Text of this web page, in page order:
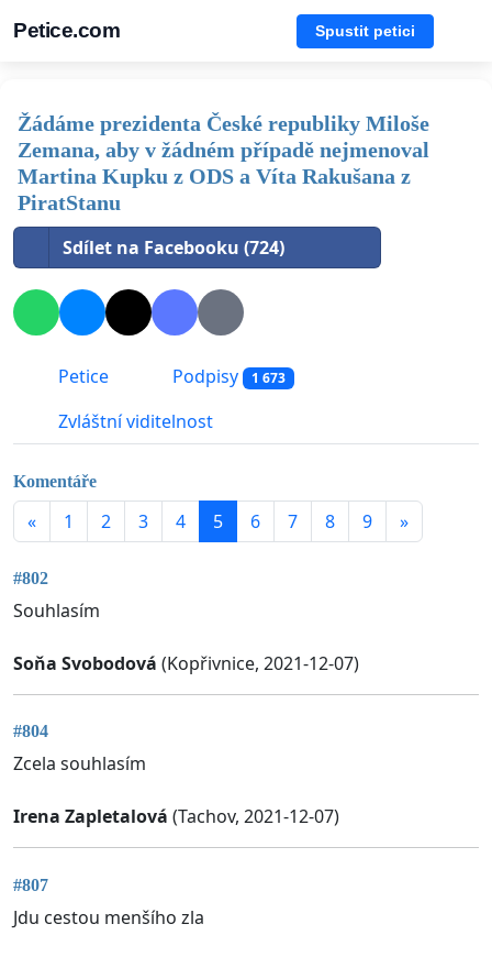
Petice.com Spustit petici
Žádáme prezidenta České republiky Miloše
Zemana, aby v žádném případě nejmenoval
Martina Kupku z ODS a Víta Rakušana z
PiratStanu
Sdílet na Facebooku (724)
Petice Podpisy 1 673
Zvláštní viditelnost
Komentáře
« 1 2 3 4 5 6 7 8 9 »
#802
Souhlasím
Soňa Svobodová (Kopřivnice, 2021-12-07)
#804
Zcela souhlasím
Irena Zapletalová (Tachov, 2021-12-07)
#807
Jdu cestou menšího zla